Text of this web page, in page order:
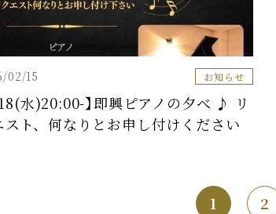
02/15 お知らせ
18(水)20:00-】即興ピアノの夕べ ♪ リ
スト、何なりとお申し付けください
1 2